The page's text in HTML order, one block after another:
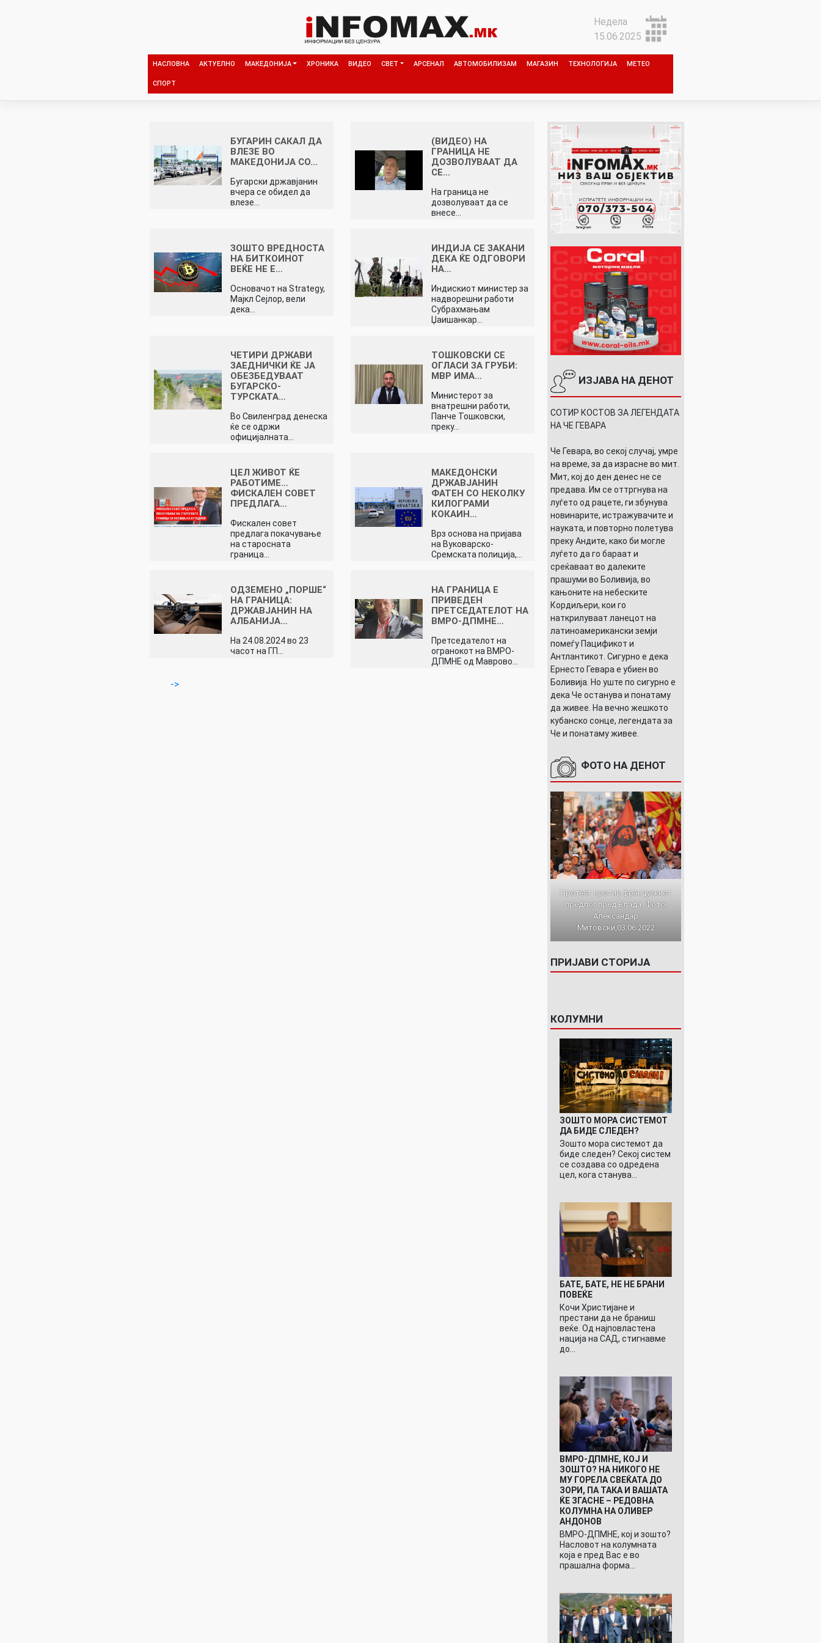
Недела
15.06.2025
НАСЛОВНА АКТУЕЛНО МАКЕДОНИЈА ХРОНИКА ВИДЕО СВЕТ АРСЕНАЛ АВТОМОБИЛИЗАМ МАГАЗИН ТЕХНОЛОГИЈА МЕТЕО
СПОРТ
БУГАРИН САКАЛ ДА
ВЛЕЗЕ ВО
МАКЕДОНИЈА СО…
Бугарски државјанин
вчера се обидел да
влезе…
(ВИДЕО) НА
ГРАНИЦА НЕ
ДОЗВОЛУВААТ ДА
СЕ…
На граница не
дозволуваат да се
внесе…
ЗОШТО ВРЕДНОСТА
НА БИТКОИНОТ
ВЕЌЕ НЕ Е…
Основачот на Strategy,
Мајкл Сејлор, вели
дека…
ИНДИЈА СЕ ЗАКАНИ
ДЕКА ЌЕ ОДГОВОРИ
НА…
Индискиот министер за
надворешни работи
Субрахмањам
Џаишанкар…
ЧЕТИРИ ДРЖАВИ
ЗАЕДНИЧКИ ЌЕ ЈА
ОБЕЗБЕДУВААТ
БУГАРСКО-
ТУРСКАТА…
Во Свиленград денеска
ќе се одржи
официјалната…
ТОШКОВСКИ СЕ
ОГЛАСИ ЗА ГРУБИ:
МВР ИМА…
Министерот за
внатрешни работи,
Панче Тошковски,
преку…
ЦЕЛ ЖИВОТ ЌЕ
РАБОТИМЕ…
ФИСКАЛЕН СОВЕТ
ПРЕДЛАГА…
Фискален совет
предлага покачување
на старосната
граница…
МАКЕДОНСКИ
ДРЖАВЈАНИН
ФАТЕН СО НЕКОЛКУ
КИЛОГРАМИ
КОКАИН…
Врз основа на пријава
на Вуковарско-
Сремската полиција,…
ОДЗЕМЕНО „ПОРШЕ“
НА ГРАНИЦА:
ДРЖАВЈАНИН НА
АЛБАНИЈА…
На 24.08.2024 во 23
часот на ГП…
НА ГРАНИЦА Е
ПРИВЕДЕН
ПРЕТСЕДАТЕЛОТ НА
ВМРО-ДПМНЕ…
Претседателот на
огранокот на ВМРО-
ДПМНЕ од Маврово…
->
ИЗЈАВА НА ДЕНОТ
СОТИР КОСТОВ ЗА ЛЕГЕНДАТА
НА ЧЕ ГЕВАРА
Че Гевара, во секој случај, умре
на време, за да израсне во мит.
Мит, кој до ден денес не се
предава. Им се оттргнува на
луѓето од рацете, ги збунува
новинарите, истражувачите и
науката, и повторно полетува
преку Андите, како би могле
луѓето да го бараат и
среќаваат во далеките
прашуми во Боливија, во
кањоните на небеските
Кордиљери, кои го
наткрилуваат ланецот на
латиноамерикански земји
помеѓу Пацификот и
Антлантикот. Сигурно е дека
Ернесто Гевара е убиен во
Боливија. Но уште по сигурно е
дека Че останува и понатаму
да живее. На вечно жешкото
кубанско сонце, легендата за
Че и понатаму живее.
ФОТО НА ДЕНОТ
Протест против францускиот
предлог пред Влада. Фото:
Александар
Митовски,03.06.2022
ПРИЈАВИ СТОРИЈА
КОЛУМНИ
ЗОШТО МОРА СИСТЕМОТ
ДА БИДЕ СЛЕДЕН?
Зошто мора системот да
биде следен? Секој систем
се создава со одредена
цел, кога станува…
БАТЕ, БАТЕ, НЕ НЕ БРАНИ
ПОВЕЌЕ
Кочи Христијане и
престани да не браниш
веќе. Од најповластена
нација на САД, стигнавме
до…
ВМРО-ДПМНЕ, КОЈ И
ЗОШТО? НА НИКОГО НЕ
МУ ГОРЕЛА СВЕЌАТА ДО
ЗОРИ, ПА ТАКА И ВАШАТА
ЌЕ ЗГАСНЕ – РЕДОВНА
КОЛУМНА НА ОЛИВЕР
АНДОНОВ
ВМРО-ДПМНЕ, кој и зошто?
Насловот на колумната
која е пред Вас е во
прашална форма…